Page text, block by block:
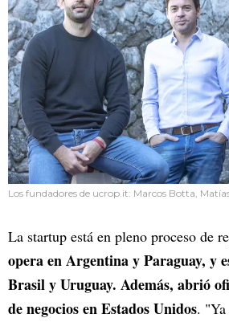
Los fundadores de ucrop.it: Marcos Botta,
La startup está en pleno proceso de
opera en Argentina y Paraguay, y
Brasil y Uruguay. Además, abrió
de negocios en Estados Unidos. "Ya